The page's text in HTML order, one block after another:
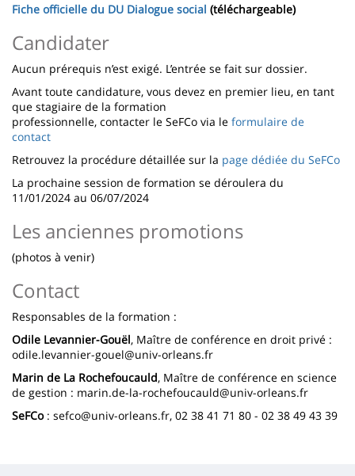
Fiche officielle du DU Dialogue social (téléchargeable)
Candidater
Aucun prérequis n’est exigé. L’entrée se fait sur dossier.
Avant toute candidature, vous devez en premier lieu, en tant
que stagiaire de la formation
professionnelle, contacter le SeFCo via le formulaire de
contact
Retrouvez la procédure détaillée sur la page dédiée du SeFCo
La prochaine session de formation se déroulera du
11/01/2024 au 06/07/2024
Les anciennes promotions
(photos à venir)
Contact
Responsables de la formation :
Odile Levannier-Gouël, Maître de conférence en droit privé :
odile.levannier-gouel@univ-orleans.fr
Marin de La Rochefoucauld, Maître de conférence en science
de gestion : marin.de-la-rochefoucauld@univ-orleans.fr
SeFCo : sefco@univ-orleans.fr, 02 38 41 71 80 - 02 38 49 43 39